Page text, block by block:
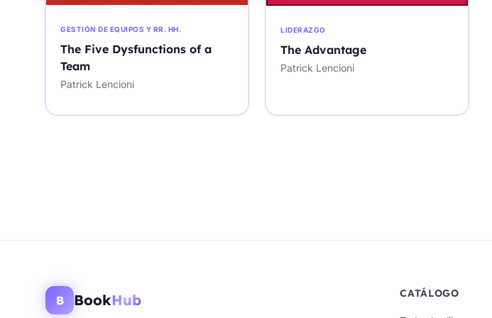
GESTIÓN DE EQUIPOS Y RR. HH.
The Five Dysfunctions of a
Team
Patrick Lencioni
LIDERAZGO
The Advantage
Patrick Lencioni
B BookHub CATÁLOGO